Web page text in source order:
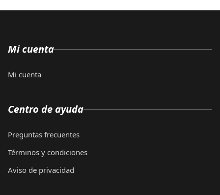
Mi cuenta
Mi cuenta
Centro de ayuda
Preguntas frecuentes
Términos y condiciones
Aviso de privacidad